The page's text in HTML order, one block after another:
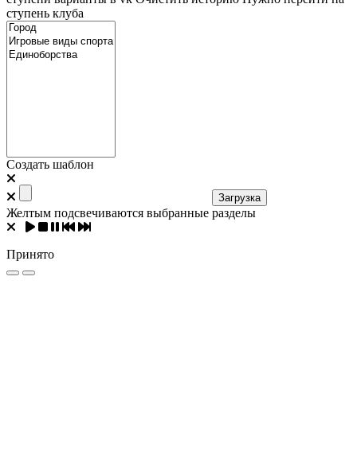
ступень клуба
Создать шаблон
Загрузка
Желтым подсвечиваются выбранные разделы
Принято